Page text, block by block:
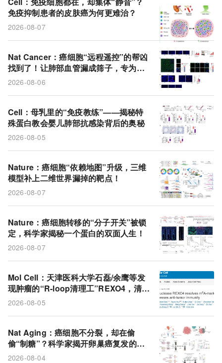
RNA外切核酸酶REXO4
抗体偶联药物
ILC3
时差
葡萄糖摄取
微型化Capture Hi-C
N6-甲基腺苷（m6A）
克罗恩病
巴顿病 XJ-4-85 隐窝
脂质囊泡
细胞外囊泡
免疫细胞
非黑色素瘤皮肤癌
巨噬细胞
骨桥蛋白 母乳喂养
ZFP36L2
临床结局
PD-1 胰腺癌
类器官
呼吸道感染
DepMap 癌细胞系 结直肠癌
免疫抑制患者的皮肤癌为何更难治？
2026-08-07
Nat Cancer：癌细胞“远程遥控”的帮凶
找到了！让肺部血管漏成筛子，专为转
移开道
2026-08-06
Cell：母乳里的“免疫教练”——揭秘特
殊蛋白教会婴儿肺部抗感染背后的奥秘
2026-08-05
Nature：癌细胞“依赖地图”升级，三维
模型补上二维世界漏掉的靶点！
2026-08-07
Nature：癌细胞转移的“分子开关”被锁
定，科学家揭秘一个蛋白的双面人生！
2026-08-07
Mol Cell：天津医科大学石磊/余鹰等发
现肿瘤的“R-loop清理工”REXO4，清除
基因组垃圾，同时也关掉免疫警报
2026-08-05
Nat Aging：癌细胞不分裂，却在偷
偷“制糖”？科学家揭开卵巢癌复发的代
谢诡计
2026-08-04